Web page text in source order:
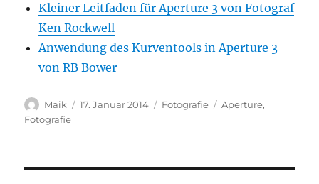
Kleiner Leitfaden für Aperture 3 von Fotograf
Ken Rockwell
Anwendung des Kurventools in Aperture 3
von RB Bower
Autor
Maik
Veröffentlicht
17. Januar 2014 Kategorien
Fotografie Schlagwörter
Aperture,
Fotografie